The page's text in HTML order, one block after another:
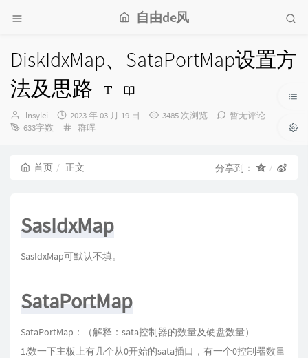
自由de风
DiskIdxMap、SataPortMap设置方
法及思路
博
主：
lnsylei
发
布
2023 年 03 月 19 日 3485 次浏览
暂无评论
633字数
分
群晖
首页 正文 分享到：
SasIdxMap
SasIdxMap可默认不填。
SataPortMap
SataPortMap：（解释：sata控制器的数量及硬盘数量）
1.数一下主板上有几个从0开始的sata插口，有一个0控制器数量